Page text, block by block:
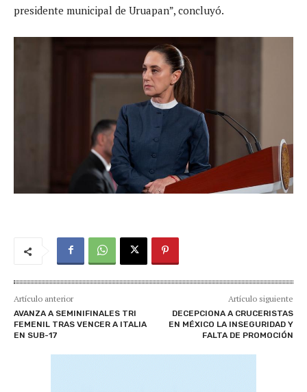
presidente municipal de Uruapan”, concluyó.
Artículo anterior
AVANZA A SEMINIFINALES TRI
FEMENIL TRAS VENCER A ITALIA
EN SUB-17
Artículo siguiente
DECEPCIONA A CRUCERISTAS
EN MÉXICO LA INSEGURIDAD Y
FALTA DE PROMOCIÓN